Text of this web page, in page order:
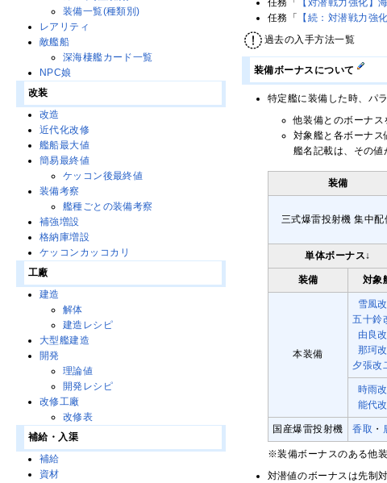
任務「
【対潜戦力強化】
任務「
【続：対潜戦力強
過去の入手方法一覧
装備ボーナスについて
特定艦に装備した時、パ
他装備とのボーナス
対象艦と各ボーナ
艦名記載は、その値
装備
三式爆雷投射機 集中配
単体ボーナス↓
装備 対象
本装備
雪風
五十鈴
由良
那珂
夕張改
時雨
能代
国産爆雷投射機 香取 ・
※装備ボーナスのある他
対潜値のボーナスは先制
装備一覧(種類別)
レアリティ
敵艦船
深海棲艦カード一覧
NPC娘
改装
改造
近代化改修
艦船最大値
簡易最終値
ケッコン後最終値
装備考察
艦種ごとの装備考察
補強増設
格納庫増設
ケッコンカッコカリ
工廠
建造
解体
建造レシピ
大型艦建造
開発
理論値
開発レシピ
改修工廠
改修表
補給・入渠
補給
資材